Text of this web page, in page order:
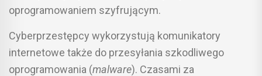
oprogramowaniem szyfrującym.
Cyberprzestępcy wykorzystują komunikatory
internetowe także do przesyłania szkodliwego
oprogramowania (malware). Czasami za